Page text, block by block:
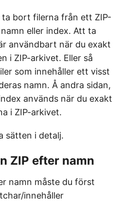
bort filerna från ett ZIP-
eller index. Att ta
användbart när du exakt
i ZIP-arkivet. Eller så
som innehåller ett visst
namn. Å andra sidan,
används när du exakt
i ZIP-arkivet.
sätten i detalj.
ZIP efter namn
namn måste du först
innehåller